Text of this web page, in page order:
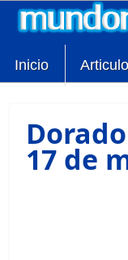
Inicio
17 de